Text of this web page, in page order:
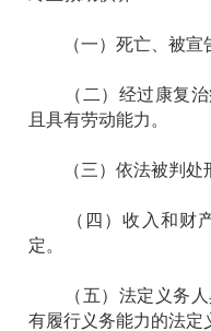
（一）死亡、被宣告
（二）经过康复治
且具有劳动能力。
（三）依法被判处刑
（四）收入和财产
定。
（五）法定义务人
有履行义务能力的法定